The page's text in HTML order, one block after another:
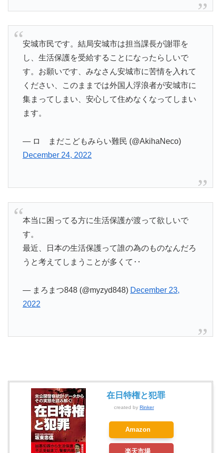
安城市民です。結局安城市は担当課長が謝罪を
し、生活保護を受給することになったらしいで
す。お願いです、みなさん安城市に苦情を入れて
ください、このままでは外国人浮浪者が安城市に
集まってしまい、安心して住めなくなってしまい
ます。
— ロ まだこどもみらい難民 (@AkihaNeco)
December 24, 2022
本当に困ってる方に生活保護が渡って欲しいで
す。
最近、日本の生活保護って誰の為のものなんだろ
うと考えてしまうことが多くて‥
— まろまつ848 (@myzyd848) December 23,
2022
在日特権と犯罪
created by Rinker
Amazon
楽天市場